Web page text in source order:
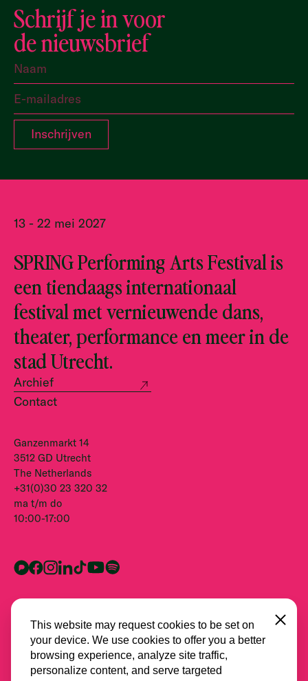
Schrijf je in voor
de nieuwsbrief
13 - 22 mei 2027
SPRING Performing Arts Festival is
een tiendaags internationaal
festival met vernieuwende dans,
theater, performance en meer in de
stad Utrecht.
Archief
Contact
Ganzenmarkt 14
3512 GD Utrecht
The Netherlands
+31(0)30 23 320 32
ma t/m do
10:00-17:00
This website may request cookies to be set on
your device. We use cookies to offer you a better
browsing experience, analyze site traffic,
personalize content, and serve targeted
Close